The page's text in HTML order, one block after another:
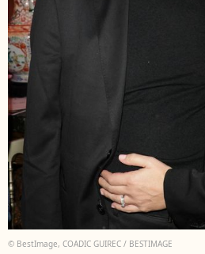
© BestImage, COADIC GUIREC / BESTIMAGE